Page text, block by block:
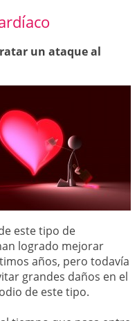
un ataque al
este tipo de
logrado mejorar
años, pero todavía
grandes daños en el
de este tipo.